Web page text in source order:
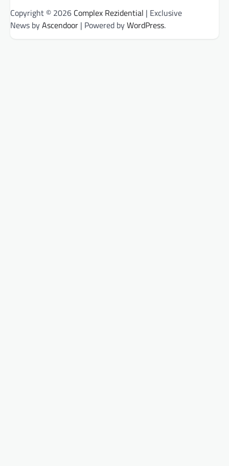
Copyright © 2026 Complex Rezidential | Exclusive
News byAscendoor | Powered byWordPress.